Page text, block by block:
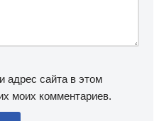
адрес сайта в этом
моих комментариев.